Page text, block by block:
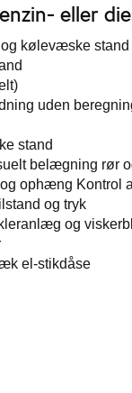
eller
kølevæske
uden
stand
belægning rør
ophæng Kontrol
og tryk
og
el-stikdåse